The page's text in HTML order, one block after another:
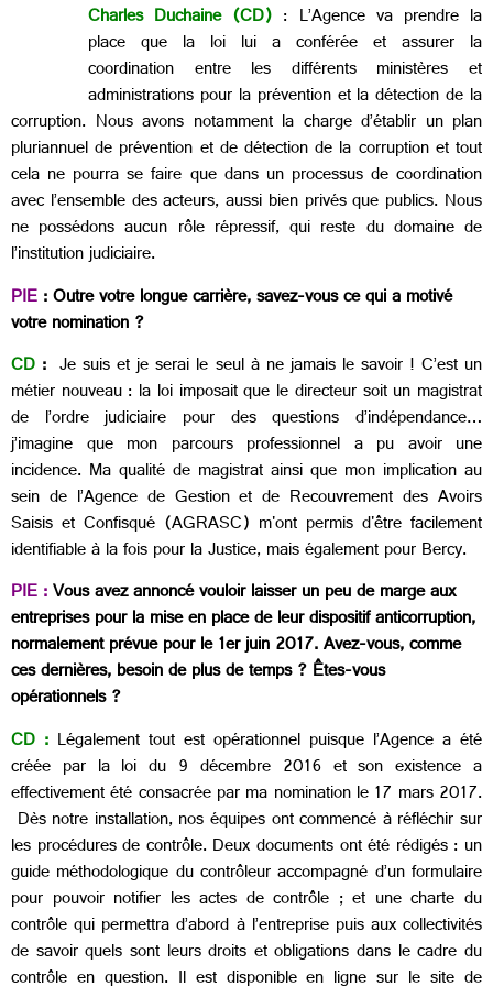
Charles Duchaine (CD) : L’Agence va prendre la
place que la loi lui a conférée et assurer la
coordination entre les différents ministères et
administrations pour la prévention et la détection de la
corruption. Nous avons notamment la charge d’établir un plan
pluriannuel de prévention et de détection de la corruption et tout
cela ne pourra se faire que dans un processus de coordination
avec l’ensemble des acteurs, aussi bien privés que publics. Nous
ne possédons aucun rôle répressif, qui reste du domaine de
l’institution judiciaire.
PIE: Outre votre longue carrière, savez-vous ce qui a motivé
votre nomination ?
CD :Je suis et je serai le seul à ne jamais le savoir ! C’est un
métier nouveau : la loi imposait que le directeur soit un magistrat
de l’ordre judiciaire pour des questions d’indépendance…
j’imagine que mon parcours professionnel a pu avoir une
incidence. Ma qualité de magistrat ainsi que mon implication au
sein de l’Agence de Gestion et de Recouvrement des Avoirs
Saisis et Confisqué (AGRASC) m'ont permis d'être facilement
identifiable à la fois pour la Justice, mais également pour Bercy.
PIE :Vous avez annoncé vouloir laisser un peu de marge aux
entreprises pour la mise en place de leur dispositif anticorruption,
normalement prévue pour le 1er juin 2017. Avez-vous, comme
ces dernières, besoin de plus de temps ? Êtes-vous
opérationnels ?
CD : Légalement tout est opérationnel puisque l’Agence a été
créée par la loi du 9 décembre 2016 et son existence a
effectivement été consacrée par ma nomination le 17 mars 2017.
Dès notre installation, nos équipes ont commencé à réfléchir sur
les procédures de contrôle. Deux documents ont été rédigés : un
guide méthodologique du contrôleur accompagné d’un formulaire
pour pouvoir notifier les actes de contrôle ; et une charte du
contrôle qui permettra d’abord à l’entreprise puis aux collectivités
de savoir quels sont leurs droits et obligations dans le cadre du